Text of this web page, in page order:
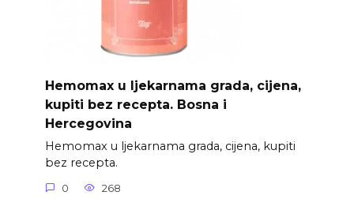
Hemomax u ljekarnama grada, cijena,
kupiti bez recepta. Bosna i
Hercegovina
Hemomax u ljekarnama grada, cijena, kupiti
bez recepta.
0 268